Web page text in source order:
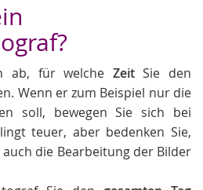
ab, für welche ZeitSie den
Wenn er zum Beispiel nur die
soll, bewegen Sie sich bei
teuer, aber bedenken Sie,
die Bearbeitung der Bilder